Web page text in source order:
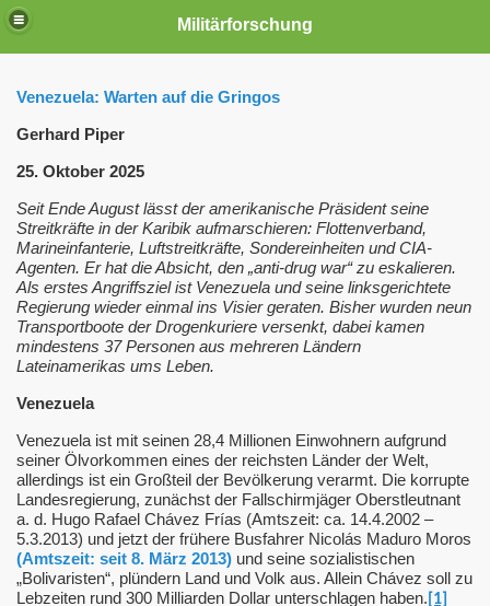
Militärforschung
Venezuela: Warten auf die Gringos
Gerhard Piper
25. Oktober 2025
Seit Ende August lässt der amerikanische Präsident seine
Streitkräfte in der Karibik aufmarschieren: Flottenverband,
Marineinfanterie, Luftstreitkräfte, Sondereinheiten und CIA-
Agenten. Er hat die Absicht, den „anti-drug war“ zu eskalieren.
Als erstes Angriffsziel ist Venezuela und seine linksgerichtete
Regierung wieder einmal ins Visier geraten. Bisher wurden neun
Transportboote der Drogenkuriere versenkt, dabei kamen
mindestens 37 Personen aus mehreren Ländern
Lateinamerikas ums Leben.
Venezuela
Venezuela ist mit seinen 28,4 Millionen Einwohnern aufgrund
seiner Ölvorkommen eines der reichsten Länder der Welt,
allerdings ist ein Großteil der Bevölkerung verarmt. Die korrupte
Landesregierung, zunächst der Fallschirmjäger Oberstleutnant
a. d. Hugo Rafael Chávez Frías (Amtszeit: ca. 14.4.2002 –
5.3.2013) und jetzt der frühere Busfahrer Nicolás Maduro Moros
(Amtszeit: seit 8. März 2013) und seine sozialistischen
„Bolivaristen“, plündern Land und Volk aus. Allein Chávez soll zu
Lebzeiten rund 300 Milliarden Dollar unterschlagen haben. [1]
Atomarsenal
Chronologie 2017
Atomstreitkräfte Russlands